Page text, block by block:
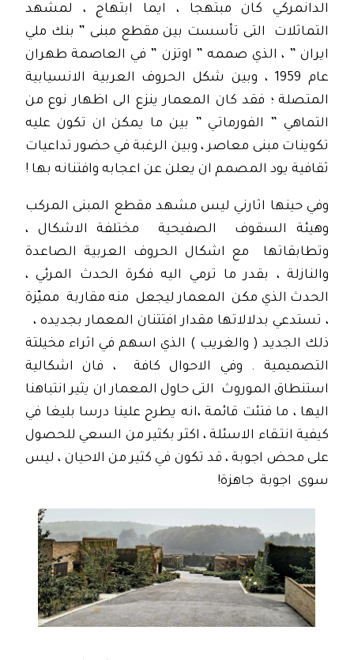
الدانمركي كان مبتهجا ، ايما ابتهاج ، لمشهد
التماثلات التى تأسست بين مقطع مبنى ” بنك ملي
ايران ” ، الذي صممه ” اوتزن ” في العاصمة طهران
عام 1959 ، وبين شكل الحروف العربية الانسيابية
المتصلة ؛ فقد كان المعمار ينزع الى اظهار نوع من
التماهي ” الفورماتـي ” بين ما يمكن ان تكون عليه
تكوينات مبنى معاصر ، وبين الرغبة في حضور تداعيات
ثقافية يود المصمم ان يعلن عن اعجابه وافتنانه بها !
وفي حينها اثارني ليس مشهد مقطع المبنى المركب
وهيئة السقوف الصفيحية مختلفة الاشكال ،
وتطابقاتها مع اشكال الحروف العربية الصاعدة
والنازلة ، بقدر ما ترمي اليه فكرة الحدث المرئي ،
الحدث الذي مكن المعمار ليجعل منه مقاربة مميّزة
، تستدعي بدلالاتها مقدار افتتنان المعمار بجديده ،
ذلك الجديد ( والغريب ) الذي اسهم في اثراء مخيلتة
التصميمية . وفي الاحوال كافة ، فان اشكالية
استنطاق الموروث التى حاول المعمار ان يثير انتباهنا
اليها ، ما فتئت قائمة ،انه يطرح علينا درسا بليغا في
كيفية انتـقاء الاسئلة ، اكثر بكثير من السعي للحصول
على محض اجوبة ، قد تكون في كثير من الاحيان ، ليس
سوى اجوبة جاهزة!